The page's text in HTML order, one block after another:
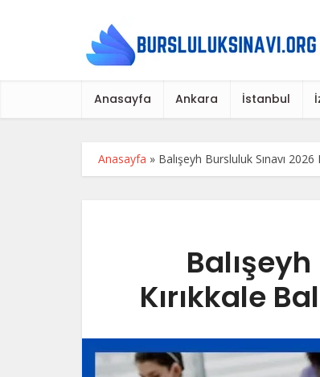
Anasayfa Ankara İstanbul
Anasayfa » Balışeyh Bursluluk Sınavı 2026
Kırıkkale